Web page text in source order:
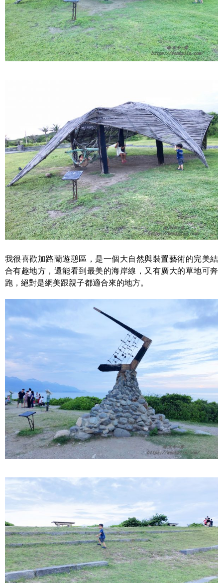
我很喜歡加路蘭遊憩區，是一個大自然與裝置藝術的完美結
合有趣地方，還能看到最美的海岸線，又有廣大的草地可奔
跑，絕對是網美跟親子都適合來的地方。